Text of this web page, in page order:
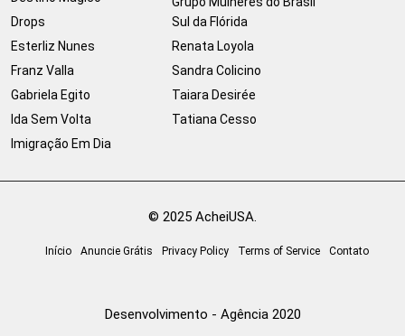
Drops
Esterliz Nunes
Franz Valla
Gabriela Egito
Ida Sem Volta
Imigração Em Dia
Sul da Flórida
Renata Loyola
Sandra Colicino
Taiara Desirée
Tatiana Cesso
© 2025 AcheiUSA.
Início Anuncie Grátis Privacy Policy Terms of Service Contato
Desenvolvimento - Agência 2020